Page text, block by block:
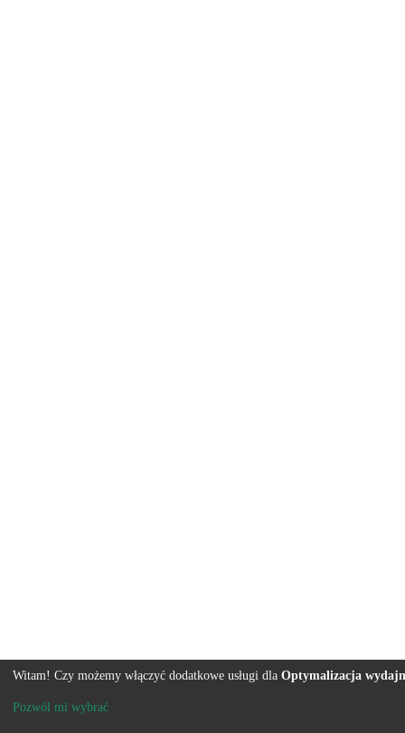
Witam! Czy możemy włączyć dodatkowe usługi dla Optymalizacja
Pozwól mi wybrać